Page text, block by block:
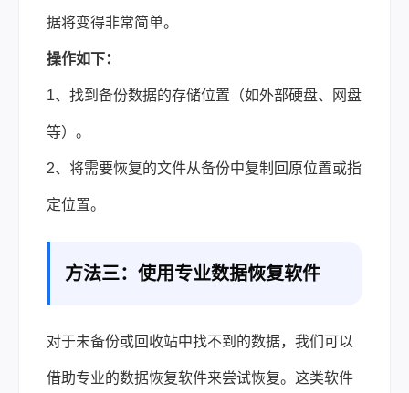
据将变得非常简单。
操作如下：
1、找到备份数据的存储位置（如外部硬盘、网盘
等）。
2、将需要恢复的文件从备份中复制回原位置或指
定位置。
方法三：使用专业数据恢复软件
对于未备份或回收站中找不到的数据，我们可以
借助专业的数据恢复软件来尝试恢复。这类软件